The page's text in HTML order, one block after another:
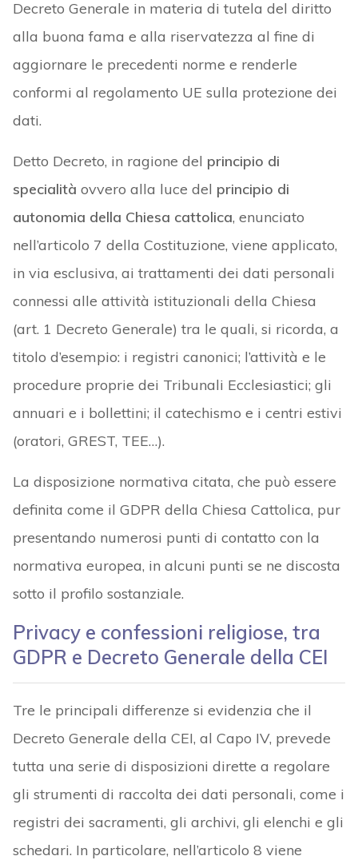
Decreto Generale in materia di tutela del diritto
alla buona fama e alla riservatezza al fine di
aggiornare le precedenti norme e renderle
conformi al regolamento UE sulla protezione dei
dati.
Detto Decreto, in ragione del principio di
specialità ovvero alla luce del principio di
autonomia della Chiesa cattolica, enunciato
nell’articolo 7 della Costituzione, viene applicato,
in via esclusiva, ai trattamenti dei dati personali
connessi alle attività istituzionali della Chiesa
(art. 1 Decreto Generale) tra le quali, si ricorda, a
titolo d’esempio: i registri canonici; l’attività e le
procedure proprie dei Tribunali Ecclesiastici; gli
annuari e i bollettini; il catechismo e i centri estivi
(oratori, GREST, TEE…).
La disposizione normativa citata, che può essere
definita come il GDPR della Chiesa Cattolica, pur
presentando numerosi punti di contatto con la
normativa europea, in alcuni punti se ne discosta
sotto il profilo sostanziale.
Privacy e confessioni religiose, tra
GDPR e Decreto Generale della CEI
Tre le principali differenze si evidenzia che il
Decreto Generale della CEI, al Capo IV, prevede
tutta una serie di disposizioni dirette a regolare
gli strumenti di raccolta dei dati personali, come i
registri dei sacramenti, gli archivi, gli elenchi e gli
schedari. In particolare, nell’articolo 8 viene